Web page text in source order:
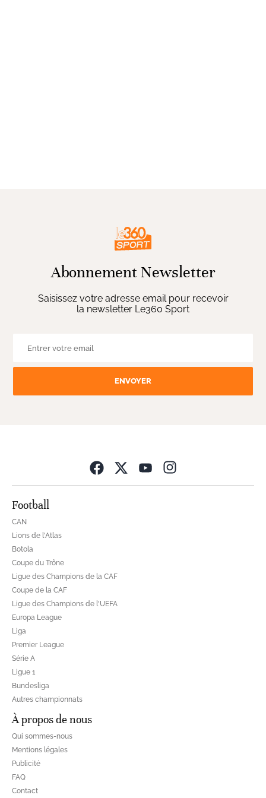
Abonnement Newsletter
Saisissez votre adresse email pour recevoir
la newsletter Le360 Sport
ENVOYER
Football
CAN
Lions de l'Atlas
Botola
Coupe du Trône
Ligue des Champions de la CAF
Coupe de la CAF
Ligue des Champions de l'UEFA
Europa League
Liga
Premier League
Série A
Ligue 1
Bundesliga
Autres championnats
À propos de nous
Qui sommes-nous
Mentions légales
Publicité
FAQ
Contact